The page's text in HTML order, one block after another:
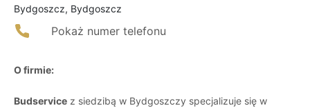
Bydgoszcz, Bydgoszcz
Pokaż numer telefonu
O firmie:
Budservice z siedzibą w Bydgoszczy specjalizuje się w